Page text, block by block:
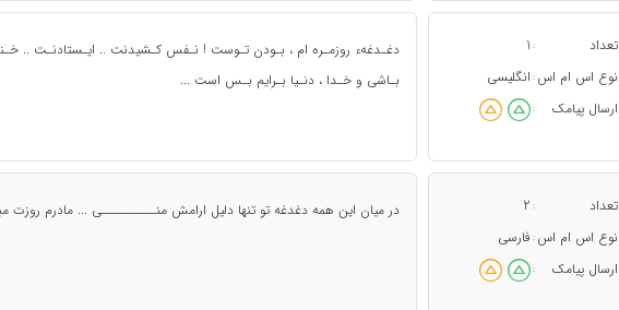
تعداد :
1
نوع اس ام اس : انگلیسی
ارسال پیامک
:
دغـدغهء روزمـره ام ، بـودن تـوست ! نـفس کـشیدنت .. ایـستادنـت ..
بـاشی و خـدا ، دنـیا بـرایم بـس است ...
تعداد :
2
نوع اس ام اس : فارسی
ارسال پیامک
:
در میان این همه دغدغه تو تنها دلیل ارامش منــــــــــی ... مادرم روزت